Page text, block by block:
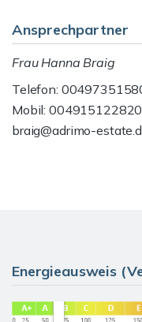
Ansprechpartner
Frau Hanna Braig
Telefon:
Mobil:
braig@adrimo-
Energieausweis